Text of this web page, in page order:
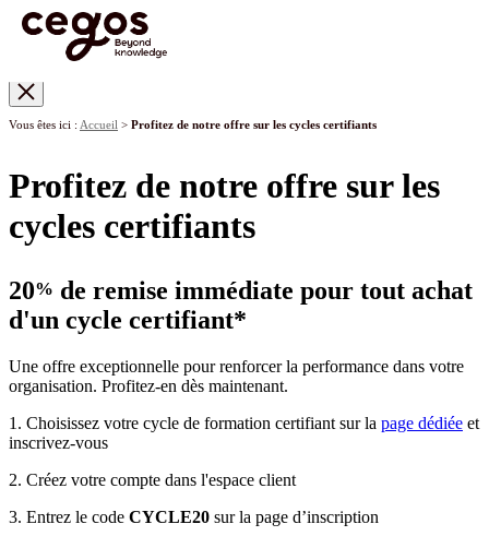
Vous êtes ici : Accueil > Profitez de notre offre sur les cycles certifiants
Profitez de notre offre sur les
cycles certifiants
20% de remise immédiate pour tout achat
d'un cycle certifiant*
Une offre exceptionnelle pour renforcer la performance dans votre
organisation. Profitez-en dès maintenant.
1. Choisissez votre cycle de formation certifiant sur la page dédiée et
inscrivez-vous
2. Créez votre compte dans l'espace client
3. Entrez le code CYCLE20 sur la page d’inscription